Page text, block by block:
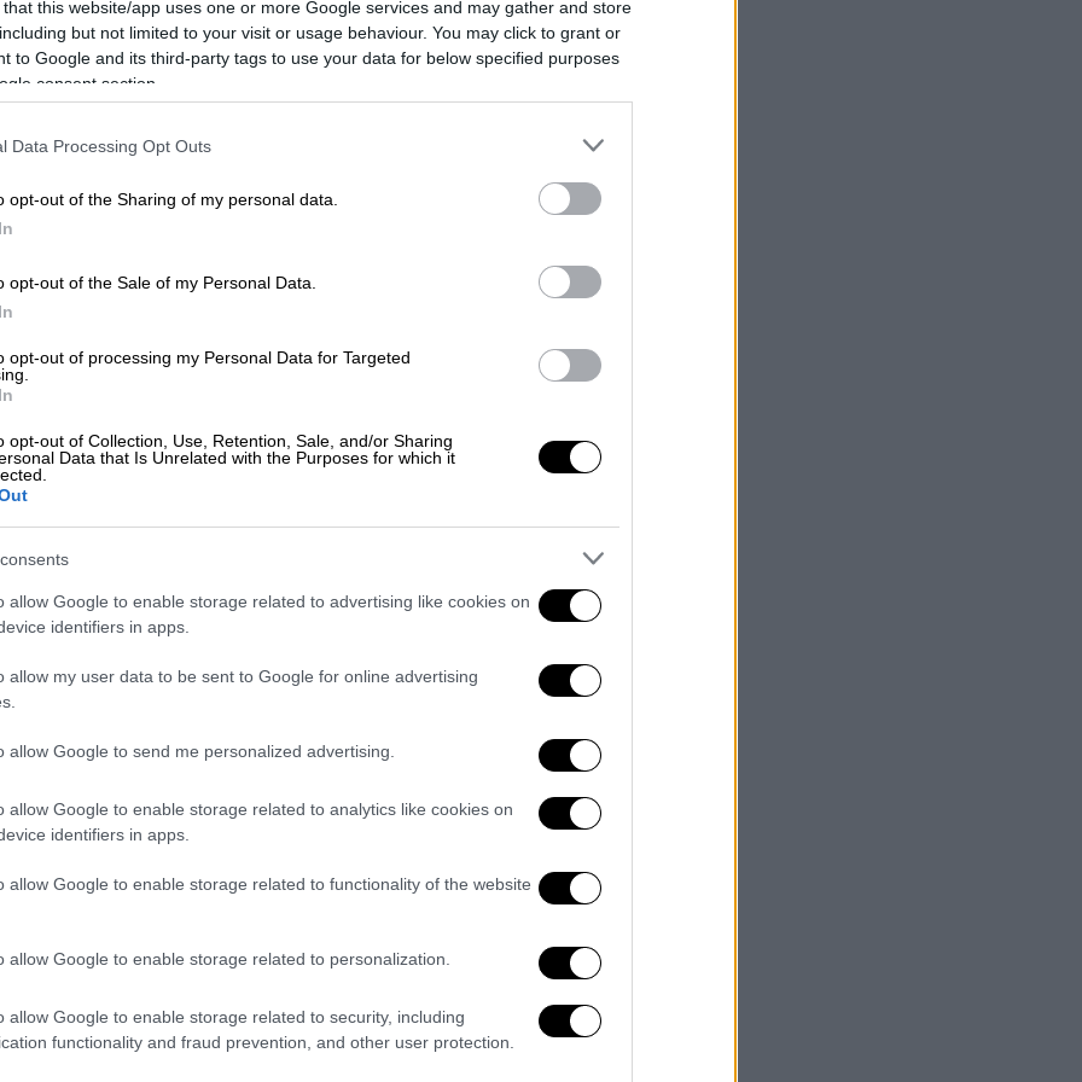
that this website/app uses one or more Google services and may gather and store
but not limited to your visit or usage behaviour. You may click to grant or
to Google and its third-party tags to use your data for below specified purposes
consent section.
Data Processing Opt Outs
opt-out of the Sharing of my personal data.
opt-out of the Sale of my Personal Data.
opt-out of processing my Personal Data for Targeted
opt-out of Collection, Use, Retention, Sale, and/or Sharing
Data that Is Unrelated with the Purposes for which it
allow Google to enable storage related to advertising like cookies on
identifiers in apps.
allow my user data to be sent to Google for online advertising
allow Google to send me personalized advertising.
allow Google to enable storage related to analytics like cookies on
identifiers in apps.
allow Google to enable storage related to functionality of the website
allow Google to enable storage related to personalization.
allow Google to enable storage related to security, including
functionality and fraud prevention, and other user protection.
υποδηλώνουν ότιη παραλλαγή αυτή
, σε σύγκριση με τις άλλες
Αφρικής.
από τονΠΟΥ κάθε παραλλαγή του
τροποποιήσεις
του ιού, τη σοβαρότητα της
των εμβολίων ή θεραπειών. Μία
σε «ανησυχίας»
ευκολότερακαιταχύτερα,να κάνει τη
πιο ισχυρή
οι μεταλλάξεις
εμπειρογνωμόνωντην Παρασκευή, 26
ο πιθανός αντίκτυπος
να είναι αποτελεσματικά. Ο δρ.
προέτρεψε τους Καναδούς να
ενώ δήλωσε ότι η νέα παραλλαγή
πρόσβασης στο εμβόλιο, αφού
ανθρώπους.
100 κρούσματα της παραλλαγής,
της χώρας, την Γκαουτένγκ. Την
μεγάλο αριθμό μεταλλάξεων, που θα
και
για την αξιολόγηση της κατάστασης.
της «Όμικρον» στην Γκαουτένγκ
οκτώ επαρχίες της χώρας.
κάλυψη στη χώρα